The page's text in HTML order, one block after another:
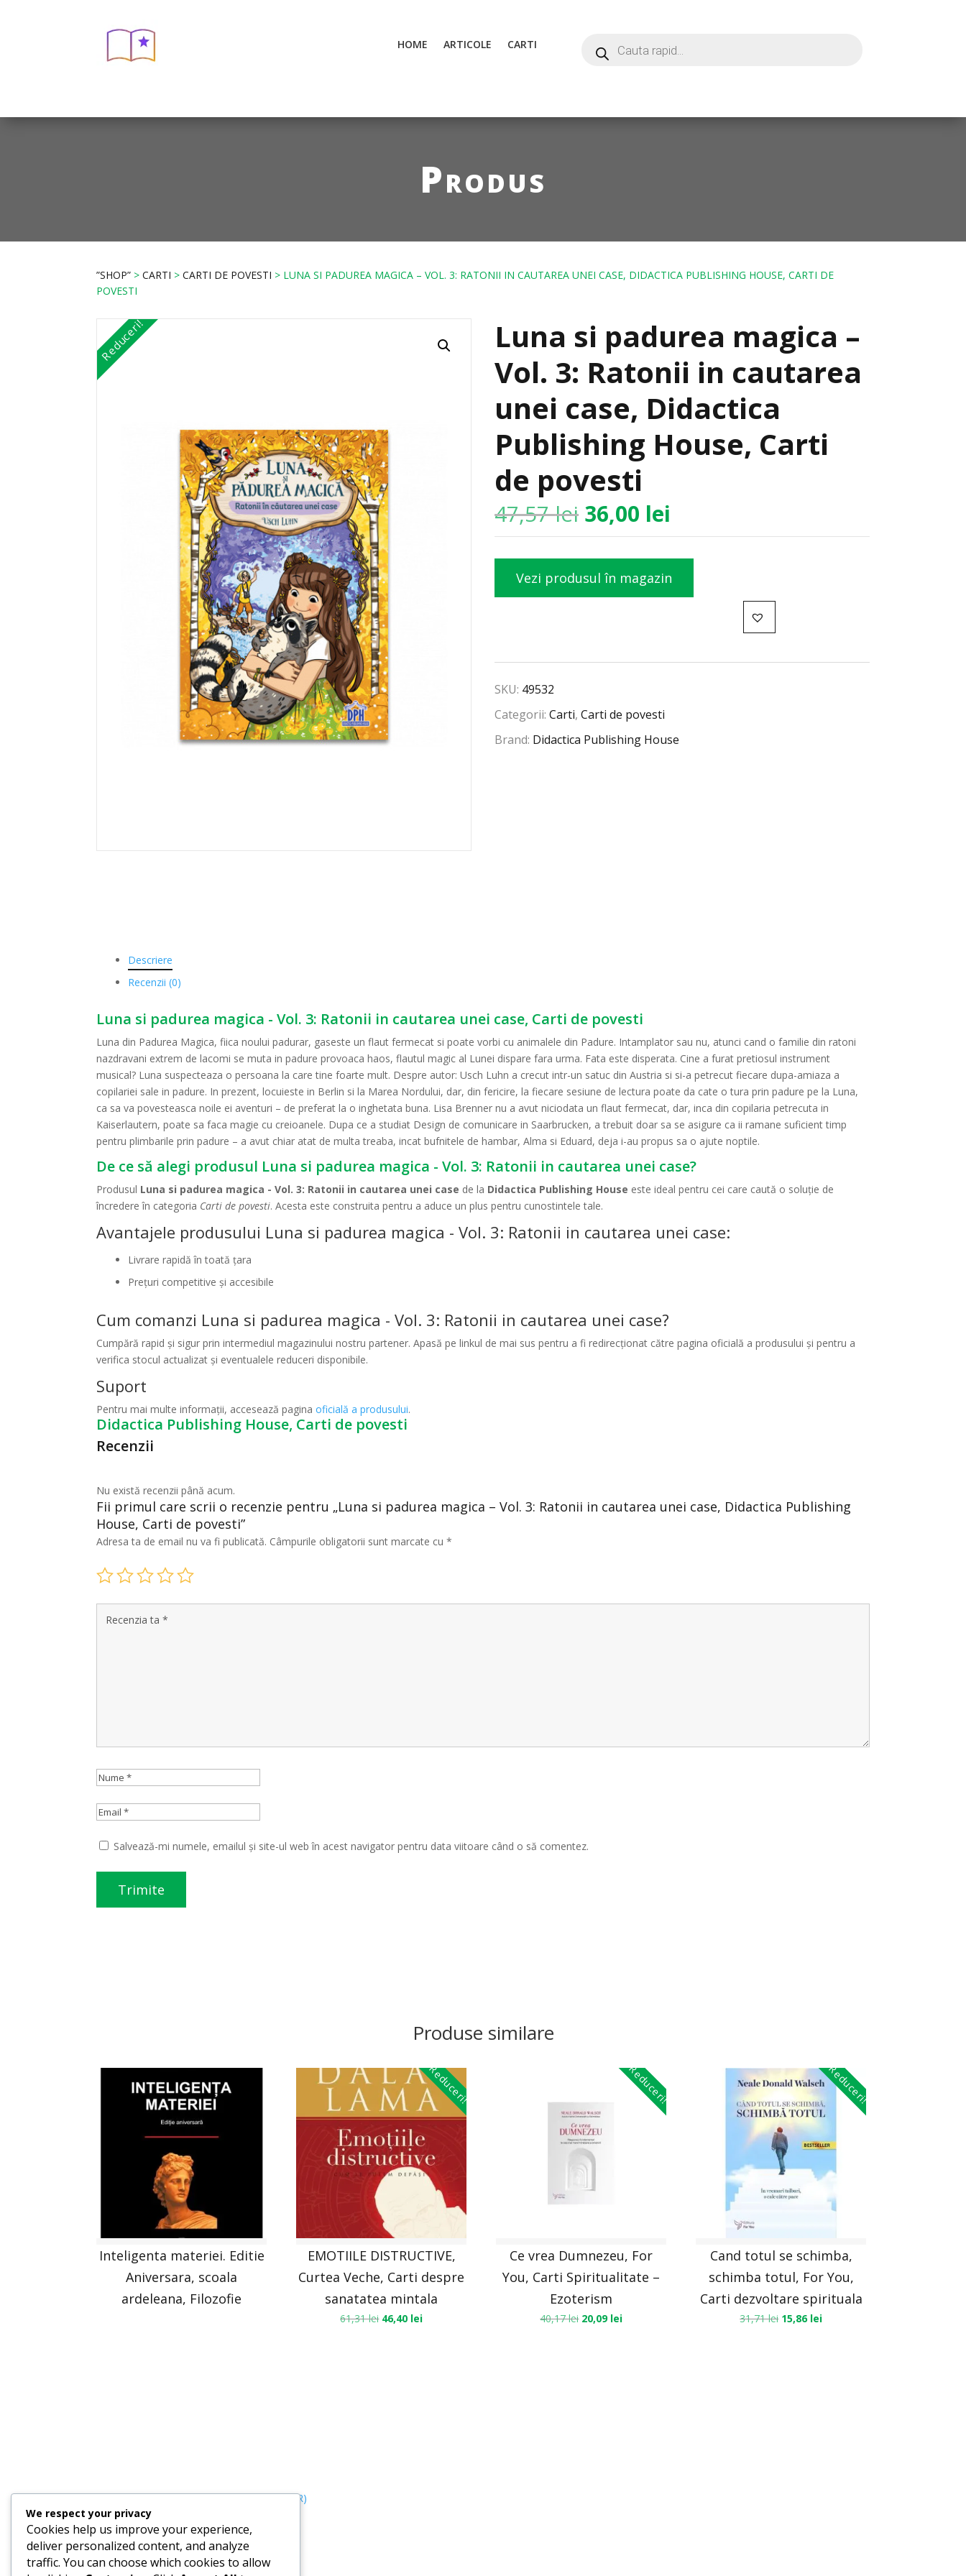
HOME ARTICOLE CARTI
Produs
”SHOP” >CARTI >CARTI DE POVESTI > LUNA SI PADUREA MAGICA – VOL. 3: RATONII IN CAUTAREA UNEI CASE, DIDACTICA PUBLISHING HOUSE, CARTI DE
POVESTI
Reduceri!
Luna si padurea magica –
Vol. 3: Ratonii in cautarea
unei case, Didactica
Publishing House, Carti
de povesti
47,57lei 36,00 lei
Vezi produsul în magazin
SKU: 49532
Categorii:Carti,Carti de povesti
Brand: Didactica Publishing House
Descriere
Recenzii (0)
Luna si padurea magica - Vol. 3: Ratonii in cautarea unei case, Carti de povesti
Luna din Padurea Magica, fiica noului padurar, gaseste un flaut fermecat si poate vorbi cu animalele din Padure. Intamplator sau nu, atunci cand o familie din ratoni
nazdravani extrem de lacomi se muta in padure provoaca haos, flautul magic al Lunei dispare fara urma. Fata este disperata. Cine a furat pretiosul instrument
musical? Luna suspecteaza o persoana la care tine foarte mult. Despre autor: Usch Luhn a crecut intr-un satuc din Austria si si-a petrecut fiecare dupa-amiaza a
copilariei sale in padure. In prezent, locuieste in Berlin si la Marea Nordului, dar, din fericire, la fiecare sesiune de lectura poate da cate o tura prin padure pe la Luna,
ca sa va povesteasca noile ei aventuri – de preferat la o inghetata buna. Lisa Brenner nu a avut niciodata un flaut fermecat, dar, inca din copilaria petrecuta in
Kaiserlautern, poate sa faca magie cu creioanele. Dupa ce a studiat Design de comunicare in Saarbrucken, a trebuit doar sa se asigure ca ii ramane suficient timp
pentru plimbarile prin padure – a avut chiar atat de multa treaba, incat bufnitele de hambar, Alma si Eduard, deja i-au propus sa o ajute noptile.
De ce să alegi produsul Luna si padurea magica - Vol. 3: Ratonii in cautarea unei case?
Produsul Luna si padurea magica - Vol. 3: Ratonii in cautarea unei case de la Didactica Publishing House este ideal pentru cei care caută o soluție de
încredere în categoria Carti de povesti. Acesta este construita pentru a aduce un plus pentru cunostintele tale.
Avantajele produsului Luna si padurea magica - Vol. 3: Ratonii in cautarea unei case:
Livrare rapidă în toată țara
Prețuri competitive și accesibile
Cum comanzi Luna si padurea magica - Vol. 3: Ratonii in cautarea unei case?
Cumpără rapid și sigur prin intermediul magazinului nostru partener. Apasă pe linkul de mai sus pentru a fi redirecționat către pagina oficială a produsului și pentru a
verifica stocul actualizat și eventualele reduceri disponibile.
Suport
Pentru mai multe informații, accesează paginaoficială a produsului.
Didactica Publishing House, Carti de povesti
Recenzii
Nu există recenzii până acum.
Fii primul care scrii o recenzie pentru „Luna si padurea magica – Vol. 3: Ratonii in cautarea unei case, Didactica Publishing
House, Carti de povesti”
Adresa ta de email nu va fi publicată. Câmpurile obligatorii sunt marcate cu*
Salvează-mi numele, emailul și site-ul web în acest navigator pentru data viitoare când o să comentez.
Produse similare
Inteligenta materiei. Editie
Aniversara, scoala
ardeleana, Filozofie
Reduceri!
EMOTIILE DISTRUCTIVE,
Curtea Veche, Carti despre
sanatatea mintala
61,31lei 46,40 lei
Reduceri!
Ce vrea Dumnezeu, For
You, Carti Spiritualitate –
Ezoterism
40,17lei 20,09 lei
Reduceri!
Cand totul se schimba,
schimba totul, For You,
Carti dezvoltare spirituala
31,71lei 15,86 lei
Termeni, Condiții & Protecția Datelor (GDPR)
We respect your privacy
Cookies help us improve your experience,
deliver personalized content, and analyze
traffic. You can choose which cookies to allow